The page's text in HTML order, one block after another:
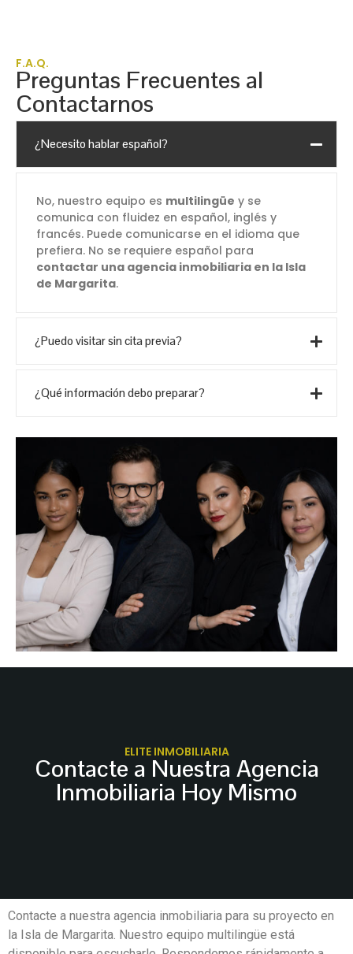
F.A.Q.
Preguntas Frecuentes al
Contactarnos
¿Necesito hablar español?
No, nuestro equipo es multilingüe y se
comunica con fluidez en español, inglés y
francés. Puede comunicarse en el idioma que
prefiera. No se requiere español para
contactar una agencia inmobiliaria en la Isla
de Margarita.
¿Puedo visitar sin cita previa?
¿Qué información debo preparar?
ELITE INMOBILIARIA
Contacte a Nuestra Agencia
Inmobiliaria Hoy Mismo
Contacte a nuestra agencia inmobiliaria para su proyecto en
la Isla de Margarita. Nuestro equipo multilingüe está